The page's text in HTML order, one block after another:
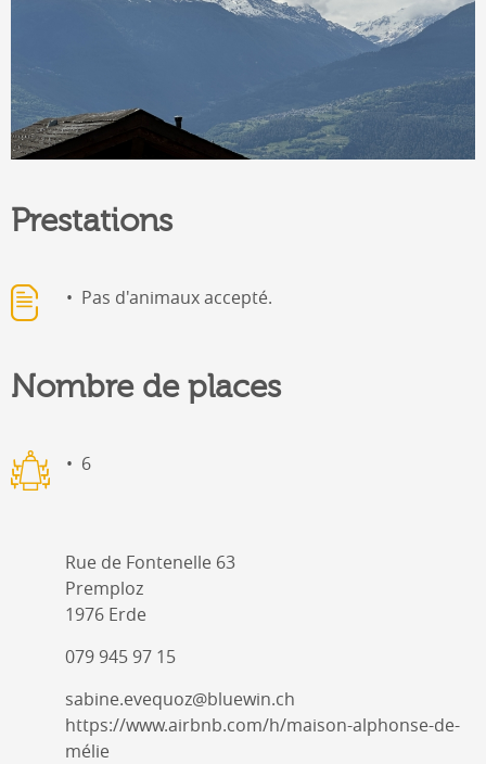
Prestations
Pas d'animaux accepté.
Nombre de places
6
Rue de Fontenelle 63
Premploz
1976 Erde
079 945 97 15
sabine.evequoz@bluewin.ch
https://www.airbnb.com/h/maison-alphonse-de-
mélie